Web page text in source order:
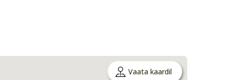
Vaata kaardil